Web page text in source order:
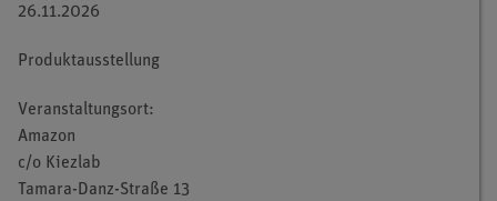
26.11.2026
Produktausstellung
Veranstaltungsort:
Amazon
c/o Kiezlab
Tamara-Danz-Straße 13